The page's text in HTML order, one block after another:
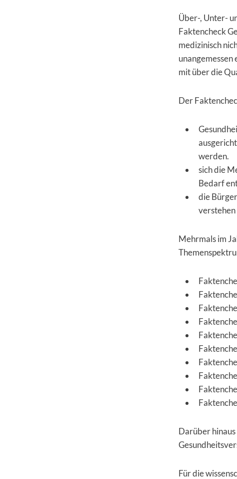
Über-, Unter-
Faktencheck
medizinisch
mit über die
Der
werden.
sich die
Bedarf
die
verstehen
Mehrmals im
Darüber
Für die